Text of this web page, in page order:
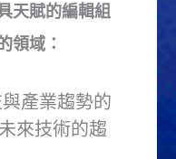
天賦的編輯組
領域：
產業趨勢的
來技術的趨